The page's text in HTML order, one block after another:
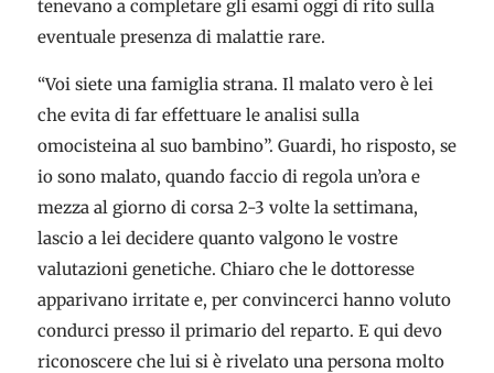
tenevano a completare gli esami oggi di rito sulla
eventuale presenza di malattie rare.
“Voi siete una famiglia strana. Il malato vero è lei
che evita di far effettuare le analisi sulla
omocisteina al suo bambino”. Guardi, ho risposto, se
io sono malato, quando faccio di regola un’ora e
mezza al giorno di corsa 2-3 volte la settimana,
lascio a lei decidere quanto valgono le vostre
valutazioni genetiche. Chiaro che le dottoresse
apparivano irritate e, per convincerci hanno voluto
condurci presso il primario del reparto. E qui devo
riconoscere che lui si è rivelato una persona molto